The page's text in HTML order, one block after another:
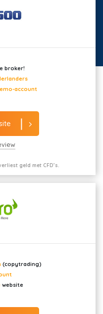
broker!
account
geld met CFD’s.
(copytrading)
website